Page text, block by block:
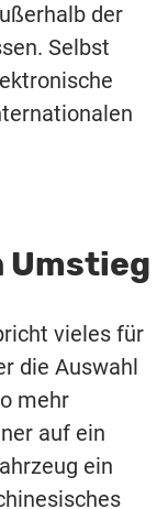
der
Selbst
Umstieg
vieles für
die Auswahl
mehr
auf ein
ein